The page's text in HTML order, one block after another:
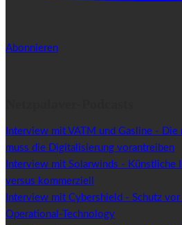
Abonnieren
Interview mit VATM und Gasline - Die
muss die Digitalisierung vorantreiben
Interview mit Solarwinds - Künstliche
versus kommerziell
Interview mit Cybershield - Schutz
Operational-Technology